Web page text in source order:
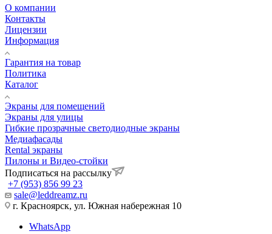
О компании
Контакты
Лицензии
Информация
Гарантия на товар
Политика
Каталог
Экраны для помещений
Экраны для улицы
Гибкие прозрачные светодиодные экраны
Медиафасады
Rental экраны
Пилоны и Видео-стойки
Подписаться на рассылку
+7 (953) 856 99 23
sale@leddreamz.ru
г. Красноярск, ул. Южная набережная 10
WhatsApp